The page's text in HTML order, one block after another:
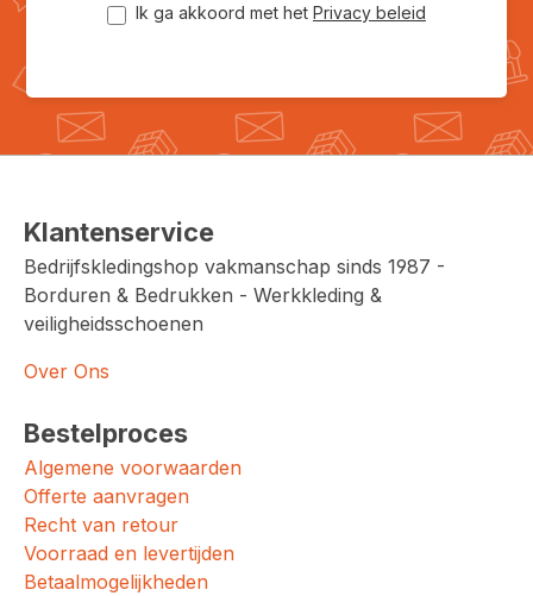
Ik ga akkoord met het Privacy beleid
Klantenservice
Bedrijfskledingshop vakmanschap sinds 1987 -
Borduren & Bedrukken - Werkkleding &
veiligheidsschoenen
Over Ons
Bestelproces
Algemene voorwaarden
Offerte aanvragen
Recht van retour
Voorraad en levertijden
Betaalmogelijkheden